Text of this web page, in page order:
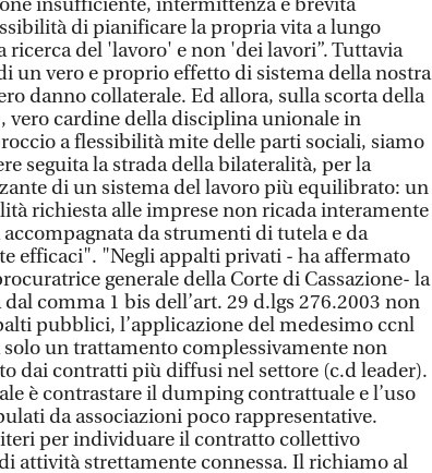
insufficiente, intermittenza e brevità
di pianificare la propria vita a lungo
del 'lavoro' e non 'dei lavori”. Tuttavia
un vero e proprio effetto di sistema della nostra
danno collaterale. Ed allora, sulla scorta della
vero cardine della disciplina unionale in
a flessibilità mite delle parti sociali, siamo
seguita la strada della bilateralità, per la
di un sistema del lavoro più equilibrato: un
richiesta alle imprese non ricada interamente
da strumenti di tutela e da
efficaci". "Negli appalti privati - ha affermato
generale della Corte di Cassazione- la
comma 1 bis dell’art. 29 d.lgs 276.2003 non
pubblici, l’applicazione del medesimo ccnl
un trattamento complessivamente non
dai contratti più diffusi nel settore (c.d leader).
è contrastare il dumping contrattuale e l’uso
da associazioni poco rappresentative.
per individuare il contratto collettivo
attività strettamente connessa. Il richiamo al